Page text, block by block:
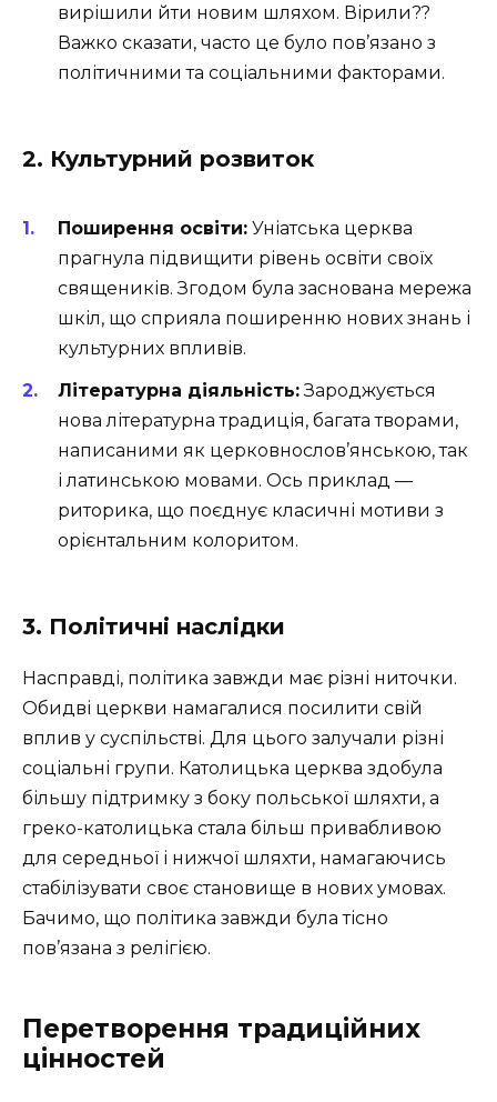
вирішили йти новим шляхом. Вірили??
Важко сказати, часто це було пов’язано з
політичними та соціальними факторами.
2. Культурний розвиток
Поширення освіти: Уніатська церква
прагнула підвищити рівень освіти своїх
священиків. Згодом була заснована мережа
шкіл, що сприяла поширенню нових знань і
культурних впливів.
Літературна діяльність:Зароджується
нова літературна традиція, багата творами,
написаними як церковнослов’янською, так
і латинською мовами. Ось приклад —
риторика, що поєднує класичні мотиви з
орієнтальним колоритом.
3. Політичні наслідки
Насправді, політика завжди має різні ниточки.
Обидві церкви намагалися посилити свій
вплив у суспільстві. Для цього залучали різні
соціальні групи. Католицька церква здобула
більшу підтримку з боку польської шляхти, а
греко-католицька стала більш привабливою
для середньої і нижчої шляхти, намагаючись
стабілізувати своє становище в нових умовах.
Бачимо, що політика завжди була тісно
пов’язана з релігією.
Перетворення традиційних
цінностей